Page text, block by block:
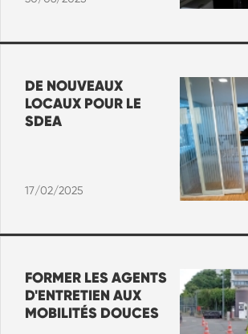
DE NOUVEAUX
LOCAUX POUR LE
SDEA
17/02/2025
FORMER LES AGENTS
D'ENTRETIEN AUX
MOBILITÉS DOUCES